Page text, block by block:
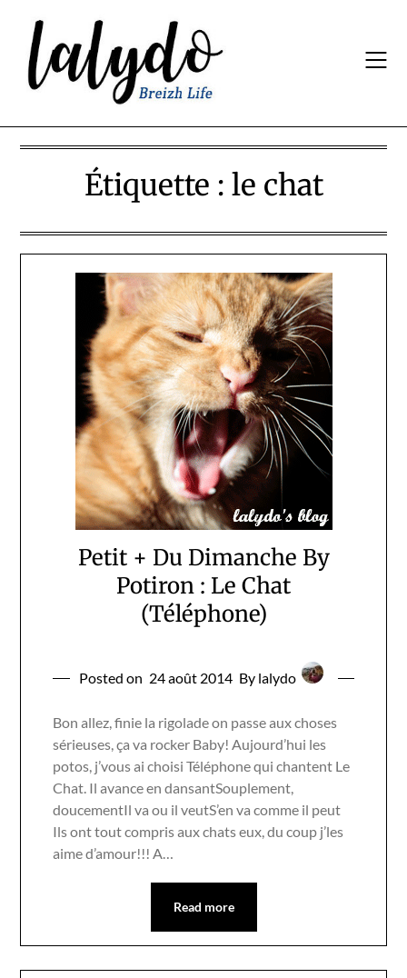
content
Étiquette : le chat
Petit + Du Dimanche By
Potiron : Le Chat
(Téléphone)
Posted on 24 août 2014 By lalydo
Bon allez, finie la rigolade on passe aux choses
sérieuses, ça va rocker Baby! Aujourd’hui les
potos, j’vous ai choisi Téléphone qui chantent Le
Chat. Il avance en dansantSouplement,
doucementIl va ou il veutS’en va comme il peut
Ils ont tout compris aux chats eux, du coup j’les
aime d’amour!!! A…
Read more